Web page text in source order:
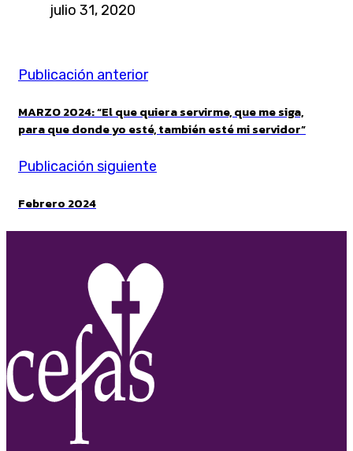
julio 31, 2020
Publicación anterior
MARZO 2024: “El que quiera servirme, que me siga,
para que donde yo esté, también esté mi servidor”
Publicación siguiente
Febrero 2024